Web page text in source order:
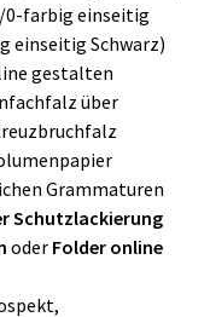
0-farbig einseitig
einseitig Schwarz)
gestalten
über
Grammaturen
Schutzlackierung
oder Folder online